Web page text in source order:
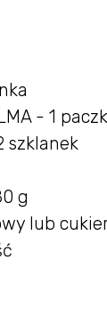
- 1
szklanek
g
lub